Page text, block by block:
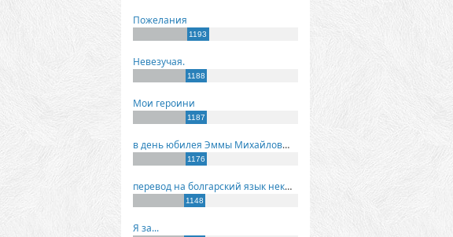
Пожелания
1193
Невезучая.
1188
Мои героини
1187
в день юбилея Эммы Михайловны Киселевой
1176
перевод на болгарский язык некоторых моих стихов
1148
Я за...